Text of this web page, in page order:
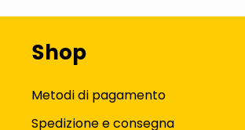
Shop
Metodi di pagamento
Spedizione e consegna